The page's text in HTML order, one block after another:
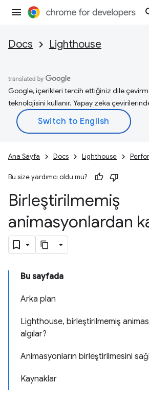
Docs Lighthouse
Google, içerikleri tercih ettiğiniz dile
teknolojisini kullanır. Yapay zeka
Ana Sayfa Docs Lighthouse
Bu size yardımcı oldu mu?
Birleştirilmemiş
animasyonlardan
Bu sayfada
Arka plan
Lighthouse, birleştirilmemiş
algılar?
Animasyonların birleştirilmesini
Kaynaklar